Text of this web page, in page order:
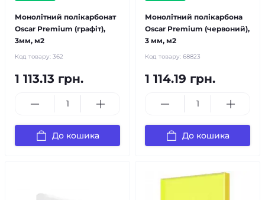
Монолітний полікарбонат
Oscar Premium (графіт),
3мм, м2
Код товару: 362
1 113.13 грн.
До кошика
Монолітний полікарбона
Oscar Premium (червоний),
3 мм, м2
Код товару: 68823
1 114.19 грн.
До кошика